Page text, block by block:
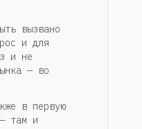
вызвано
и для
и не
— во
в первую
там и